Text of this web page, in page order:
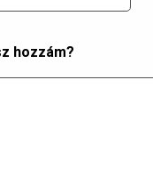
hozzám?